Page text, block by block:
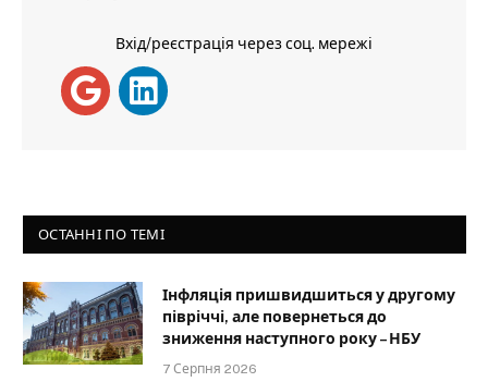
Вхід/реєстрація через соц. мережі
ОСТАННІ ПО ТЕМІ
Інфляція пришвидшиться у другому
півріччі, але повернеться до
зниження наступного року – НБУ
7 Серпня 2026